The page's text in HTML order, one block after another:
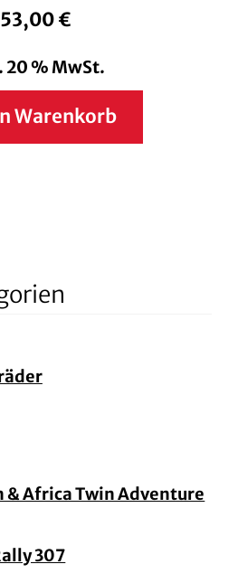
53,00€
20 % MwSt.
Warenkorb
& Africa Twin Adventure
307